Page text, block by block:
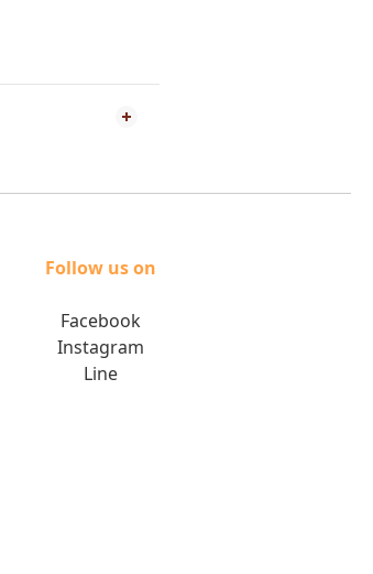
Follow us on
Facebook
Instagram
Line